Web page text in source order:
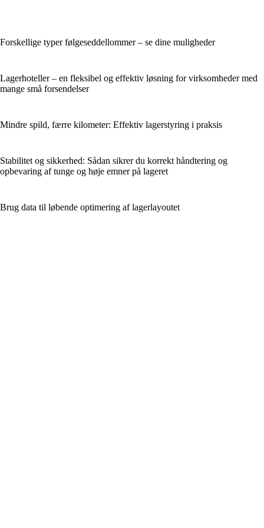
Forskellige typer følgeseddellommer – se dine muligheder
Lagerhoteller – en fleksibel og effektiv løsning for virksomheder med
mange små forsendelser
Mindre spild, færre kilometer: Effektiv lagerstyring i praksis
Stabilitet og sikkerhed: Sådan sikrer du korrekt håndtering og
opbevaring af tunge og høje emner på lageret
Brug data til løbende optimering af lagerlayoutet